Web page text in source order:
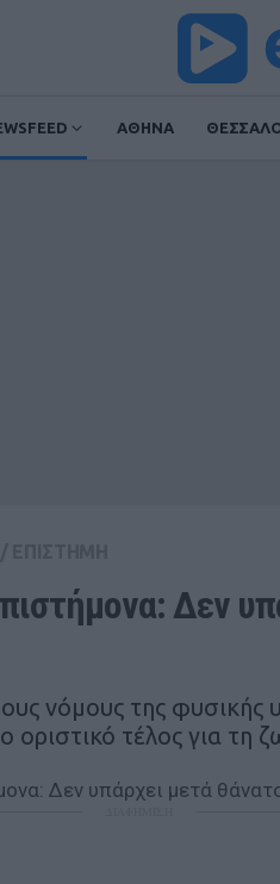
ΑΘΗΝΑ
Δεν
νόμους της φυσικής
οριστικό τέλος για τη